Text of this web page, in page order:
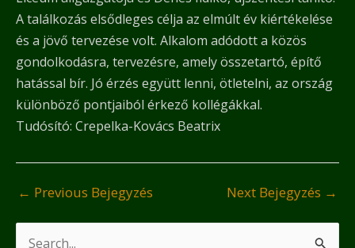
A találkozás elsődleges célja az elmúlt év kiértékelése
és a jövő tervezése volt. Alkalom adódott a közös
gondolkodásra, tervezésre, amely összetartó, építő
hatással bír. Jó érzés együtt lenni, ötletelni, az ország
különböző pontjaiból érkező kollégákkal.
Tudósító: Crepelka-Kovács Beatrix
← Previous Bejegyzés Next Bejegyzés →